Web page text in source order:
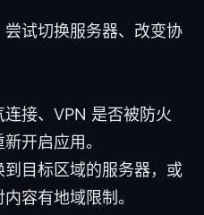
试切换服务器、改变协
接、VPN 是否被防火
开启应用。
目标区域的服务器，或
容有地域限制。